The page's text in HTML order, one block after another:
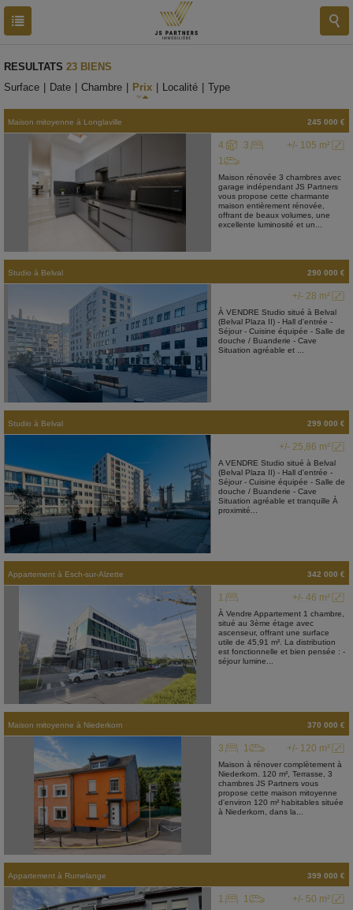
RESULTATS 23 BIENS
Surface
Date Chambre Prix Localité Type
Maison mitoyenne à Longlaville 245 000 €
+/- 105 m²
4
3
1
Maison rénovée 3 chambres avec
garage indépendant JS Partners
vous propose cette charmante
maison entièrement rénovée,
offrant de beaux volumes, une
excellente luminosité et un...
Studio à Belval 290 000 €
+/- 28 m²
À VENDRE Studio situé à Belval
(Belval Plaza II) - Hall d'entrée -
Séjour - Cuisine équipée - Salle de
douche / Buanderie - Cave
Situation agréable et ...
Studio à Belval 299 000 €
+/- 25,86 m²
A VENDRE Studio situé à Belval
(Belval Plaza II) - Hall d'entrée -
Séjour - Cuisine équipée - Salle de
douche / Buanderie - Cave
Situation agréable et tranquille À
proximité...
Appartement à Esch-sur-Alzette 342 000 €
+/- 46 m²
1
À Vendre Appartement 1 chambre,
situé au 3ème étage avec
ascenseur, offrant une surface
utile de 45,91 m². La distribution
est fonctionnelle et bien pensée : -
séjour lumine...
Maison mitoyenne à Niederkorn 370 000 €
+/- 120 m²
3 1
Maison à rénover complètement à
Niederkorn. 120 m², Terrasse, 3
chambres JS Partners vous
propose cette maison mitoyenne
d'environ 120 m² habitables située
à Niederkorn, dans la...
Appartement à Rumelange 399 000 €
+/- 50 m²
1 1